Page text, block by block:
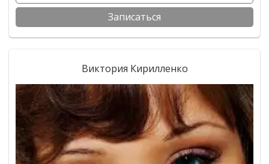
Записаться
Виктория Кирилленко